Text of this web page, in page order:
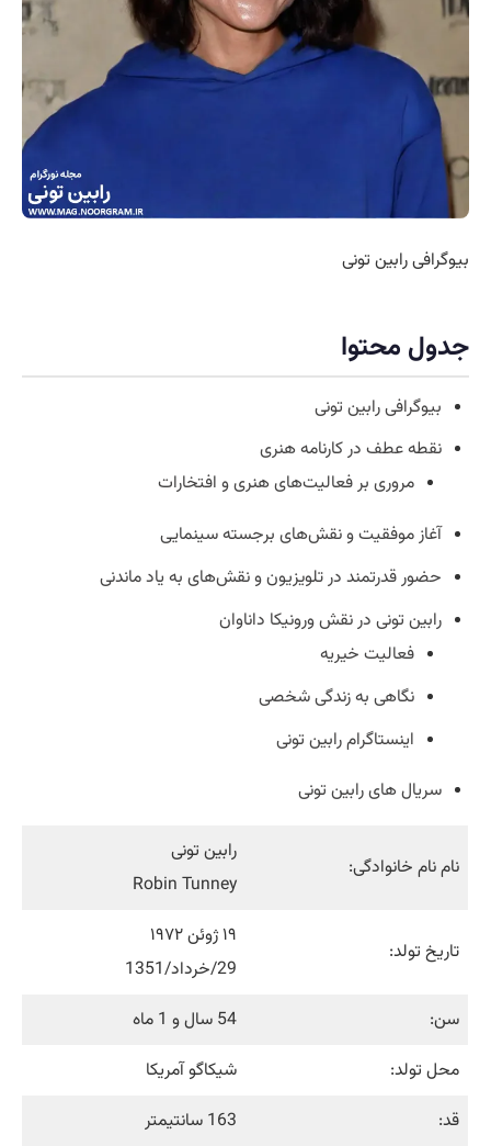
بیوگرافی رابین تونی
جدول محتوا
بیوگرافی رابین تونی
نقطه عطف در کارنامه هنری
مروری بر فعالیت‌های هنری و افتخارات
آغاز موفقیت و نقش‌های برجسته سینمایی
حضور قدرتمند در تلویزیون و نقش‌های به یاد ماندنی
رابین تونی در نقش ورونیکا داناوان
فعالیت خیریه
نگاهی به زندگی شخصی
اینستاگرام رابین تونی
سریال های رابین تونی
نام نام خانوادگی:
رابین تونی
Robin Tunney
تاریخ تولد:
۱۹ ژوئن ۱۹۷۲
29/خرداد/1351
سن:
54 سال و 1 ماه
محل تولد:
شیکاگو آمریکا
قد:
163 سانتیمتر